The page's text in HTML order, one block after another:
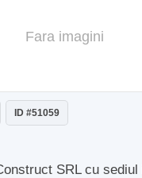
Fara imagini
ID #51059
SRL cu